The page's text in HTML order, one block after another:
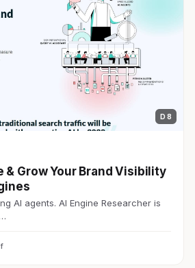
D 8
& Grow Your Brand Visibility
AI agents. AI Engine Researcher is